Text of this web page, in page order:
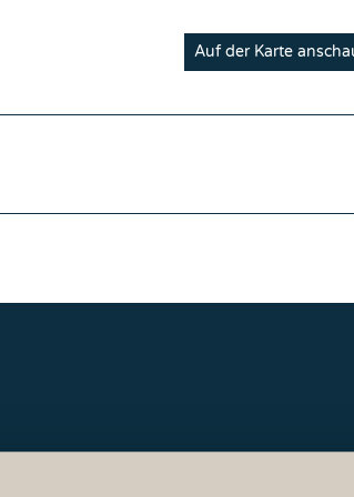
Auf der Karte